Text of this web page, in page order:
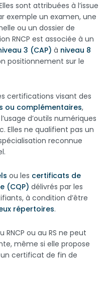
sont attribuées à l’issue
exemple un examen, une
ou un dossier de
RNCP est associée à un
3 (CAP) à niveau 8
positionnement sur le
certifications visant des
ou complémentaires,
d’outils numériques
Elles ne qualifient pas un
reconnue
ou les certificats de
(CQP) délivrés par les
à condition d’être
répertoires.
ou au RS ne peut
même si elle propose
certificat de fin de